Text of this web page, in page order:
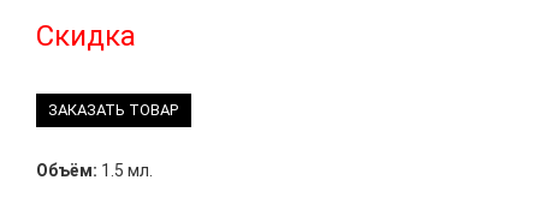
Скидка
ЗАКАЗАТЬ ТОВАР
Объём: 1.5 мл.